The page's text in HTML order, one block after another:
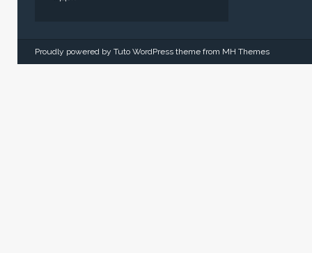
Proudly powered by Tuto WordPress theme from MH Themes